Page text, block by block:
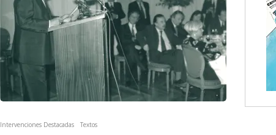
Intervenciones Destacadas Textos